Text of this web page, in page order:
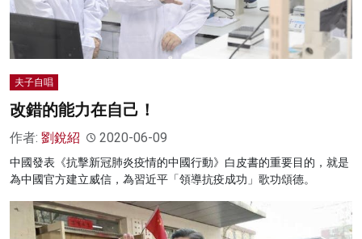
夫子自唱
改錯的能力在自己！
作者: 劉銳紹 2020-06-09
中國發表《抗擊新冠肺炎疫情的中國行動》白皮書的重要目的，就是
為中國官方建立威信，為習近平「領導抗疫成功」歌功頌德。